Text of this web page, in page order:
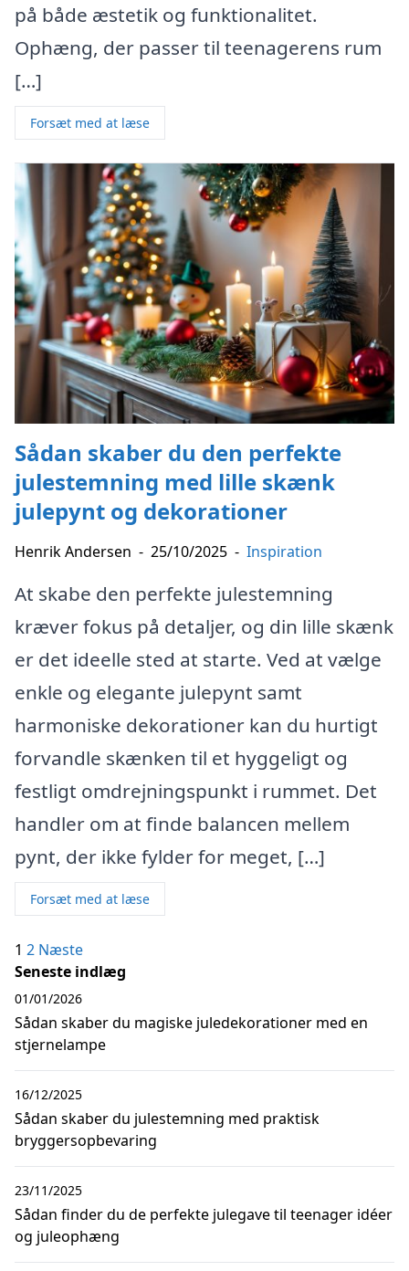
på både æstetik og funktionalitet.
Ophæng, der passer til teenagerens rum
[…]
Forsæt med at læse
Sådan skaber du den perfekte
julestemning med lille skænk
julepynt og dekorationer
Henrik Andersen - 25/10/2025 - Inspiration
At skabe den perfekte julestemning
kræver fokus på detaljer, og din lille skænk
er det ideelle sted at starte. Ved at vælge
enkle og elegante julepynt samt
harmoniske dekorationer kan du hurtigt
forvandle skænken til et hyggeligt og
festligt omdrejningspunkt i rummet. Det
handler om at finde balancen mellem
pynt, der ikke fylder for meget, […]
Forsæt med at læse
Indlægsinddeling
1 2 Næste
Seneste indlæg
Sådan skaber du magiske juledekorationer med en
stjernelampe
01/01/2026
Sådan skaber du julestemning med praktisk
bryggersopbevaring
16/12/2025
Sådan finder du de perfekte julegave til teenager idéer
og juleophæng
23/11/2025